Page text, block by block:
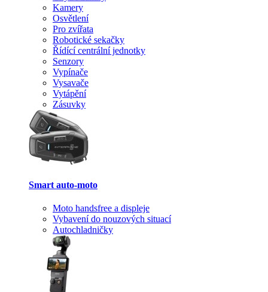
Kamery
Osvětlení
Pro zvířata
Robotické sekačky
Řídící centrální jednotky
Senzory
Vypínače
Vysavače
Vytápění
Zásuvky
Smart auto-moto
Moto handsfree a displeje
Vybavení do nouzových situací
Autochladničky